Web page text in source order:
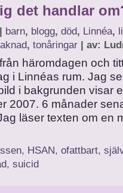
det handlar
barn, blogg, död, Linnéa,
, tonåringar | av:
häromdagen och
i Linnéas rum. Jag
i bakgrunden visar
2007. 6 månader
läser texten om en
, HSAN, ofattbart,
, suicid